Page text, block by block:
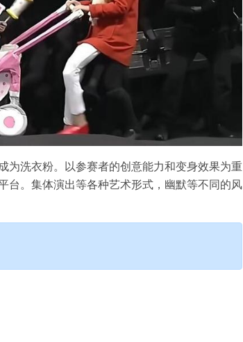
为洗衣粉。以参赛者的创意能力和变身效果为重
台。集体演出等各种艺术形式，幽默等不同的风